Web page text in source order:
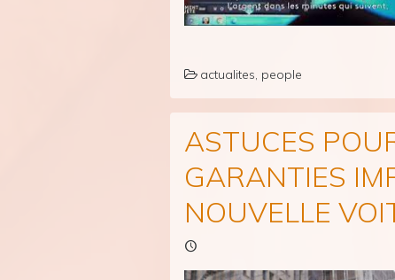
actualites, people
ASTUCES
GARANTIES
NOUVELLE